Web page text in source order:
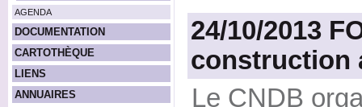
AGENDA
DOCUMENTATION
CARTOTHÈQUE
LIENS
ANNUAIRES
24/10/2013
construction
Le CNDB